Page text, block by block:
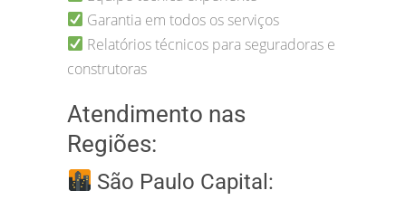
Garantia em todos os serviços
Relatórios técnicos para seguradoras e
construtoras
Atendimento nas
Regiões:
São Paulo Capital: